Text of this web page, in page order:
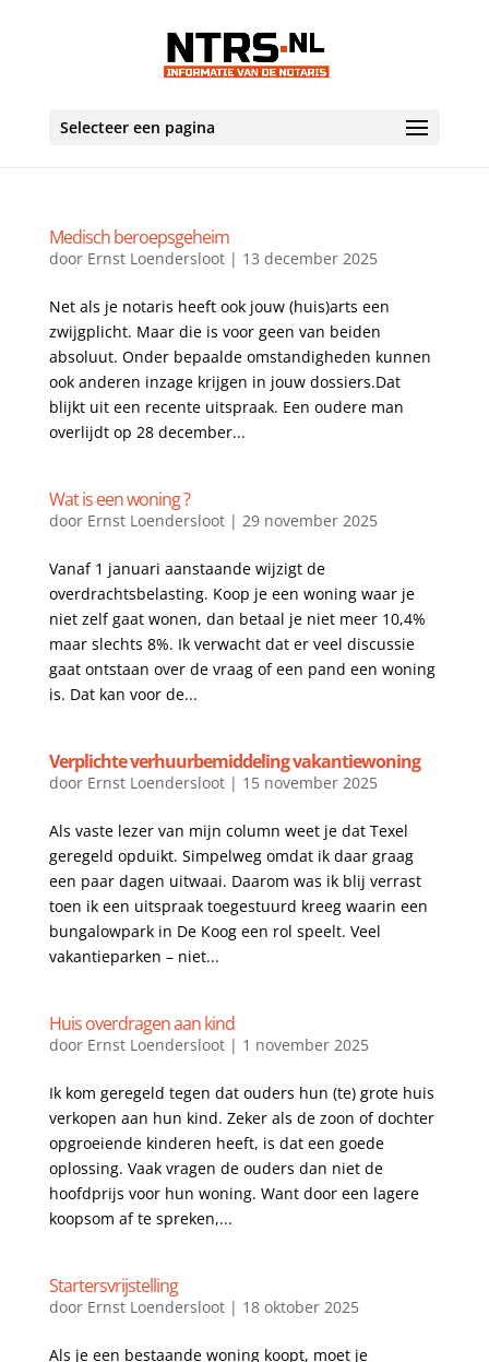
Selecteer een pagina
Medisch beroepsgeheim
door Ernst Loendersloot| 13 december 2025
Net als je notaris heeft ook jouw (huis)arts een
zwijgplicht. Maar die is voor geen van beiden
absoluut. Onder bepaalde omstandigheden kunnen
ook anderen inzage krijgen in jouw dossiers.Dat
blijkt uit een recente uitspraak. Een oudere man
overlijdt op 28 december...
Wat is een woning ?
door Ernst Loendersloot| 29 november 2025
Vanaf 1 januari aanstaande wijzigt de
overdrachtsbelasting. Koop je een woning waar je
niet zelf gaat wonen, dan betaal je niet meer 10,4%
maar slechts 8%. Ik verwacht dat er veel discussie
gaat ontstaan over de vraag of een pand een woning
is. Dat kan voor de...
Verplichte verhuurbemiddeling vakantiewoning
door Ernst Loendersloot| 15 november 2025
Als vaste lezer van mijn column weet je dat Texel
geregeld opduikt. Simpelweg omdat ik daar graag
een paar dagen uitwaai. Daarom was ik blij verrast
toen ik een uitspraak toegestuurd kreeg waarin een
bungalowpark in De Koog een rol speelt. Veel
vakantieparken – niet...
Huis overdragen aan kind
door Ernst Loendersloot| 1 november 2025
Ik kom geregeld tegen dat ouders hun (te) grote huis
verkopen aan hun kind. Zeker als de zoon of dochter
opgroeiende kinderen heeft, is dat een goede
oplossing. Vaak vragen de ouders dan niet de
hoofdprijs voor hun woning. Want door een lagere
koopsom af te spreken,...
Startersvrijstelling
door Ernst Loendersloot| 18 oktober 2025
Als je een bestaande woning koopt, moet je